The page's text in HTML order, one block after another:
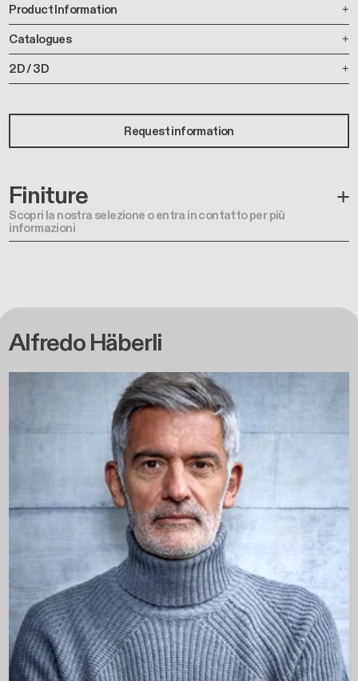
Product Information
Catalogues
2D / 3D
Request information
Finiture
Scopri la nostra selezione o entra in contatto per più
informazioni
Alfredo Häberli